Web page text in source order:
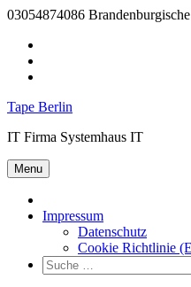
Skip
content
03054874086
Tape Berlin
IT Firma Systemhaus IT
Menu
Impressum
Datenschutz
Cookie Richtlinie
Tape
Berlin: